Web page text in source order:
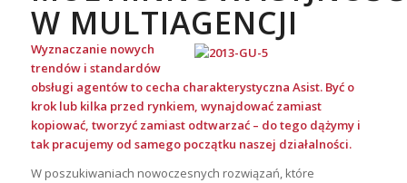
W MULTIAGENCJI
Wyznaczanie nowych
trendów i standardów
obsługi agentów to cecha charakterystyczna Asist. Być o
krok lub kilka przed rynkiem, wynajdować zamiast
kopiować, tworzyć zamiast odtwarzać – do tego dążymy i
tak pracujemy od samego początku naszej działalności.
W poszukiwaniach nowoczesnych rozwiązań, które